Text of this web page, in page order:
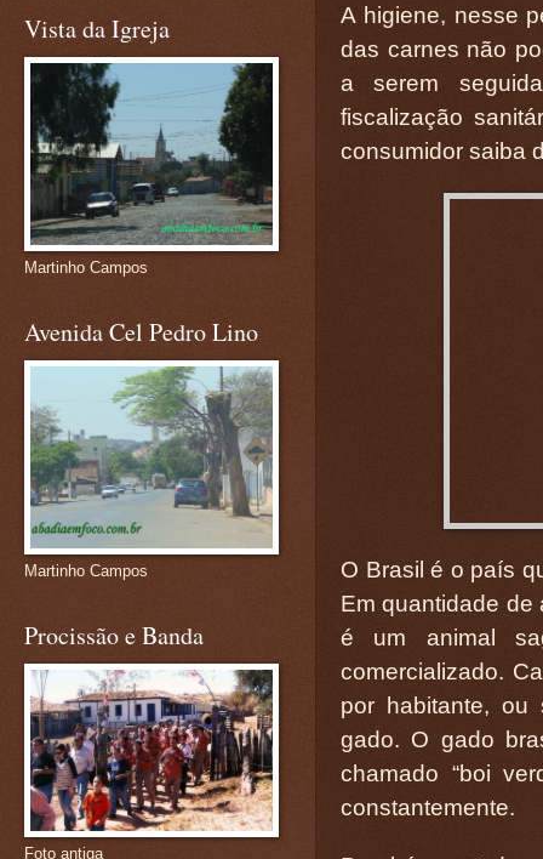
A higiene, nesse
das carnes não
a serem
fiscalização
consumidor saiba
O Brasil é o país
Em quantidade de
é um animal
comercializado.
por habitante,
gado. O gado
chamado “boi
constantemente.
Vista da Igreja
Martinho Campos
Avenida Cel Pedro Lino
Martinho Campos
Procissão e Banda
Foto antiga